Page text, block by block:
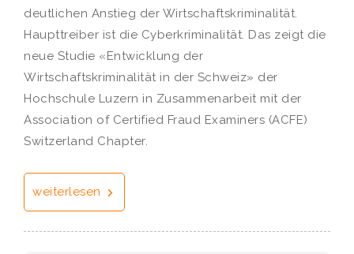
deutlichen Anstieg der Wirtschaftskriminalität.
Haupttreiber ist die Cyberkriminalität. Das zeigt die
neue Studie «Entwicklung der
Wirtschaftskriminalität in der Schweiz» der
Hochschule Luzern in Zusammenarbeit mit der
Association of Certified Fraud Examiners (ACFE)
Switzerland Chapter.
weiterlesen